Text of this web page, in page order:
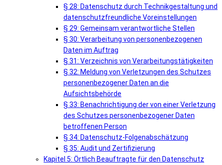
§ 28: Datenschutz durch Technikgestaltung und
datenschutzfreundliche Voreinstellungen
§ 29: Gemeinsam verantwortliche Stellen
§ 30: Verarbeitung von personenbezogenen
Daten im Auftrag
§ 31: Verzeichnis von Verarbeitungstätigkeiten
§ 32: Meldung von Verletzungen des Schutzes
personenbezogener Daten an die
Aufsichtsbehörde
§ 33: Benachrichtigung der von einer Verletzung
des Schutzes personenbezogener Daten
betroffenen Person
§ 34: Datenschutz-Folgenabschätzung
§ 35: Audit und Zertifizierung
Kapitel 5: Örtlich Beauftragte für den Datenschutz